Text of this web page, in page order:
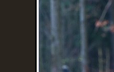
NÁVŠTĚVNÍ KNIHA